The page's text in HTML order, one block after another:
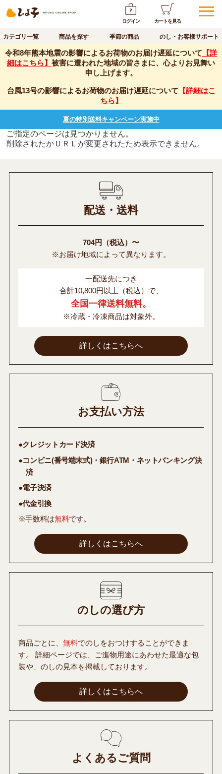
ログイン カートを見る
カテゴリ一覧 商品を探す 季節の商品 のし・お客様サポート
令和8年熊本地震の影響によるお荷物のお届け遅延について 【詳
細はこちら】 被害に遭われた地域の皆さまに、心よりお見舞い
申し上げます。
台風13号の影響によるお荷物のお届け遅延について 【詳細はこ
ちら】
夏の特別送料キャンペーン実施中
ご指定のページは見つかりません。
削除されたかＵＲＬが変更されたため表示できません。
配送・送料
704円（税込）〜
※お届け地域によって異なります。
一配送先につき
合計10,800円以上（税込）で、
全国一律送料無料。
※冷蔵・冷凍商品は対象外。
詳しくはこちらへ
お支払い方法
●クレジットカード決済
●コンビニ(番号端末式)・銀行ATM・ネットバンキング決
済
●電子決済
●代金引換
※手数料は無料です。
詳しくはこちらへ
のしの選び方
商品ごとに、 無料でのしをおつけすることができま
す。 詳細ページでは、ご進物用途にあわせた最適な包
装や、のしの見本を掲載しております。
詳しくはこちらへ
よくあるご質問